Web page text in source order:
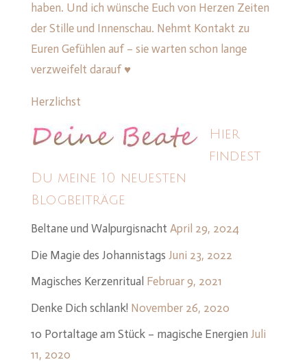
haben. Und ich wünsche Euch von Herzen Zeiten
der Stille und Innenschau. Nehmt Kontakt zu
Euren Gefühlen auf – sie warten schon lange
verzweifelt darauf ♥
Herzlichst
Hier
findest
Du meine 10 neuesten
Blogbeiträge
Beltane und Walpurgisnacht April 29, 2024
Die Magie des Johannistags Juni 23, 2022
Magisches Kerzenritual Februar 9, 2021
Denke Dich schlank! November 26, 2020
10 Portaltage am Stück – magische Energien Juli
11, 2020